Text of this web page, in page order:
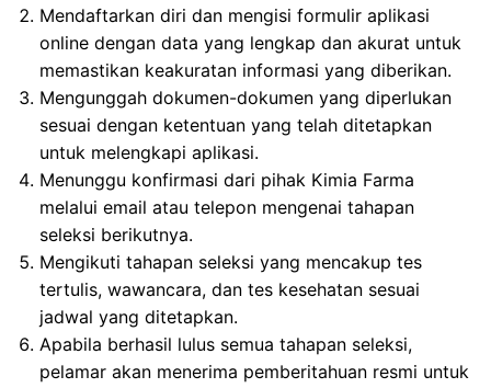
Mendaftarkan diri dan mengisi formulir aplikasi
online dengan data yang lengkap dan akurat untuk
memastikan keakuratan informasi yang diberikan.
Mengunggah dokumen-dokumen yang diperlukan
sesuai dengan ketentuan yang telah ditetapkan
untuk melengkapi aplikasi.
Menunggu konfirmasi dari pihak Kimia Farma
melalui email atau telepon mengenai tahapan
seleksi berikutnya.
Mengikuti tahapan seleksi yang mencakup tes
tertulis, wawancara, dan tes kesehatan sesuai
jadwal yang ditetapkan.
Apabila berhasil lulus semua tahapan seleksi,
pelamar akan menerima pemberitahuan resmi untuk